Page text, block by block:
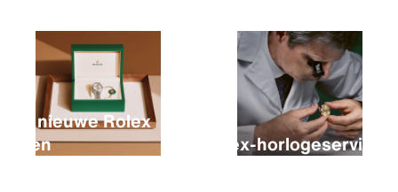
Een nieuwe Rolex
kopen
Rolex-horlogeservice